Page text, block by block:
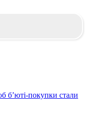
б’юті-покупки стали